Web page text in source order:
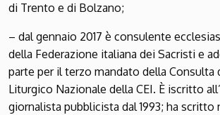
di Trento e di Bolzano;
– dal gennaio 2017 è consulente
della Federazione italiana dei Sacristi e
parte per il terzo mandato della Consulta
Liturgico Nazionale della CEI. È iscritto
giornalista pubblicista dal 1993; ha